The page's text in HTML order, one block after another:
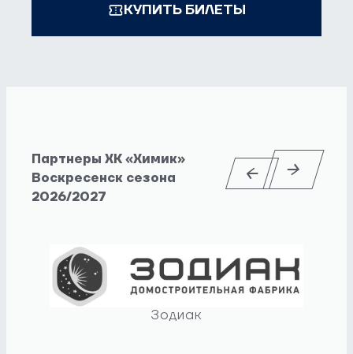
КУПИТЬ БИЛЕТЫ
Партнеры ХК «Химик»
Воскресенск сезона
2026/2027
Зодиак